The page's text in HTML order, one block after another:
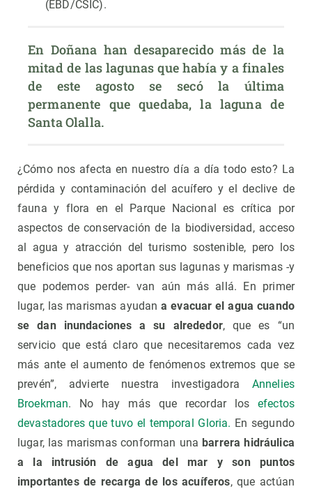
(EBD/CSIC).
En Doñana han desaparecido más de la
mitad de las lagunas que había y a finales
de este agosto se secó la última
permanente que quedaba, la laguna de
Santa Olalla.
¿Cómo nos afecta en nuestro día a día todo esto? La
pérdida y contaminación del acuífero y el declive de
fauna y flora en el Parque Nacional es crítica por
aspectos de conservación de la biodiversidad, acceso
al agua y atracción del turismo sostenible, pero los
beneficios que nos aportan sus lagunas y marismas -y
que podemos perder- van aún más allá. En primer
lugar, las marismas ayudana evacuar el agua cuando
se dan inundaciones a su alrededor, que es “un
servicio que está claro que necesitaremos cada vez
más ante el aumento de fenómenos extremos que se
prevén”, advierte nuestra investigadora Annelies
Broekman. No hay más que recordar los efectos
devastadores que tuvo el temporal Gloria. En segundo
lugar, las marismas conforman unabarrera hidráulica
a la intrusión de agua del mar y son puntos
importantes de recarga de los acuíferos, que actúan